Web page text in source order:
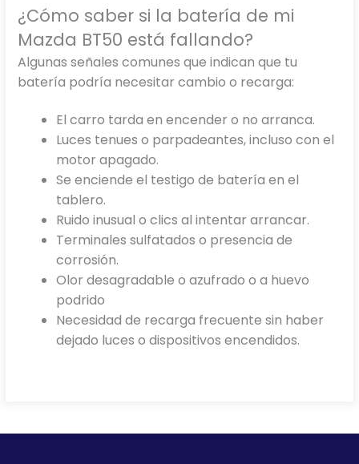
¿Cómo saber si la batería de mi
Mazda BT50 está fallando?
Algunas señales comunes que indican que tu
batería podría necesitar cambio o recarga:
El carro tarda en encender o no arranca.
Luces tenues o parpadeantes, incluso con el
motor apagado.
Se enciende el testigo de batería en el
tablero.
Ruido inusual o clics al intentar arrancar.
Terminales sulfatados o presencia de
corrosión.
Olor desagradable o azufrado o a huevo
podrido
Necesidad de recarga frecuente sin haber
dejado luces o dispositivos encendidos.